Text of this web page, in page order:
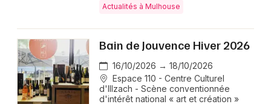
Actualités à Mulhouse
Bain de Jouvence Hiver 2026
16/10/2026 → 18/10/2026
Espace 110 - Centre Culturel
d'Illzach - Scène conventionnée
d'intérêt national « art et création »